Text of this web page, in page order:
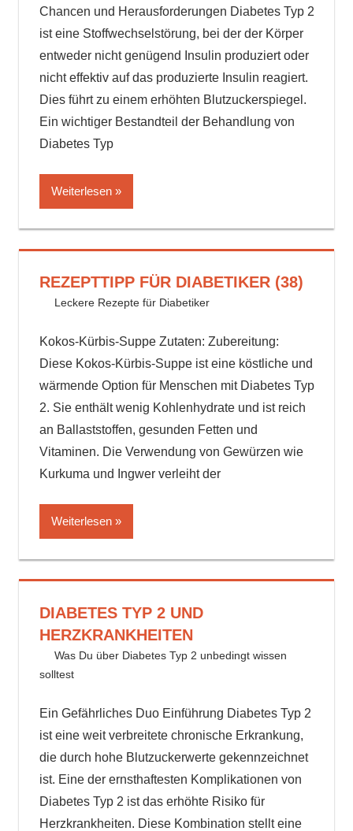
Chancen und Herausforderungen Diabetes Typ 2
ist eine Stoffwechselstörung, bei der der Körper
entweder nicht genügend Insulin produziert oder
nicht effektiv auf das produzierte Insulin reagiert.
Dies führt zu einem erhöhten Blutzuckerspiegel.
Ein wichtiger Bestandteil der Behandlung von
Diabetes Typ
Weiterlesen
REZEPTTIPP FÜR DIABETIKER (38)
9. August 2024
delta_invest
Leckere Rezepte für Diabetiker
Kokos-Kürbis-Suppe Zutaten: Zubereitung:
Diese Kokos-Kürbis-Suppe ist eine köstliche und
wärmende Option für Menschen mit Diabetes Typ
2. Sie enthält wenig Kohlenhydrate und ist reich
an Ballaststoffen, gesunden Fetten und
Vitaminen. Die Verwendung von Gewürzen wie
Kurkuma und Ingwer verleiht der
Weiterlesen
DIABETES TYP 2 UND
HERZKRANKHEITEN
6. August 2024
delta_invest
Was Du über Diabetes Typ 2 unbedingt wissen
solltest
Ein Gefährliches Duo Einführung Diabetes Typ 2
ist eine weit verbreitete chronische Erkrankung,
die durch hohe Blutzuckerwerte gekennzeichnet
ist. Eine der ernsthaftesten Komplikationen von
Diabetes Typ 2 ist das erhöhte Risiko für
Herzkrankheiten. Diese Kombination stellt eine